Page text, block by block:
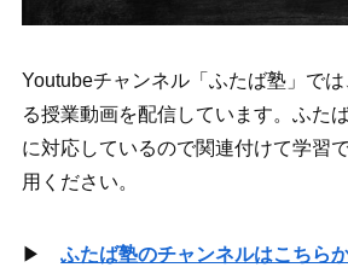
Youtubeチャンネル「ふたば塾」では
る授業動画を配信しています。ふた
に対応しているので関連付けて学習
用ください。
▶ふたば塾のチャンネルはこちら